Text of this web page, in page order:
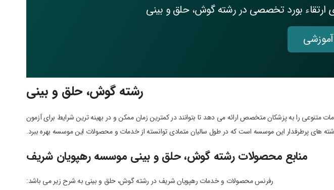
بورد تخصصی در رشته گوش، حلق و بینی
رشته گوش، حلق و بینی
را به پزشکان متخصص ارائه می دهد تا بتوانند در کمترین زمان ممکن و در بهینه ترین شرایط برای آزمون
های پرطرفدار این موسسه است که در طول سالیان متمادی توانسته از خدمات و محصولات این موسسه بهره ببرد.
منابع محصولات رشته گوش، حلق و بینی موسسه رهپویان شریف
رفرنس محصولات و خدمات رهپویان شریف در رشته گوش، حلق و بینی به شرح زیر می باشد: